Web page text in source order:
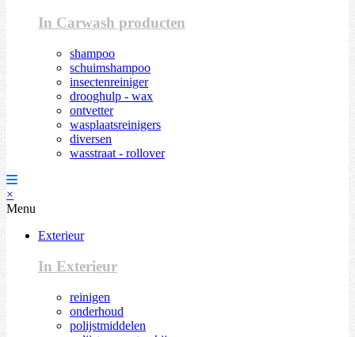
In Carwash producten
shampoo
schuimshampoo
insectenreiniger
drooghulp - wax
ontvetter
wasplaatsreinigers
diversen
wasstraat - rollover
×
Menu
Exterieur
In Exterieur
reinigen
onderhoud
polijstmiddelen